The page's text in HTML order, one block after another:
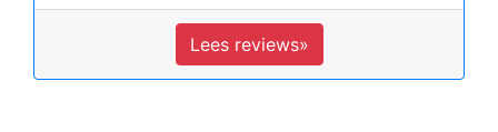
Lees reviews»